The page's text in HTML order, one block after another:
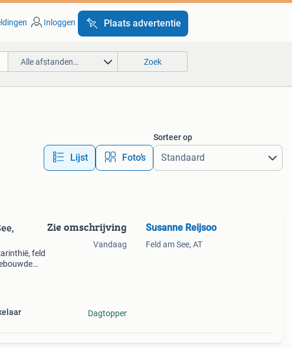
Inloggen Plaats advertentie
Alle afstanden… Zoek
Lijst Foto’s
Sorteer op
feld
Zie omschrijving
Vandaag
Dagtopper
Susanne Reijsoo
Feld am See, AT